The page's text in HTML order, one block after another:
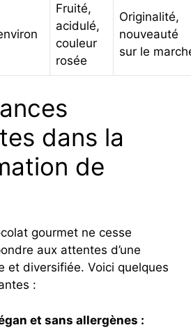
Fruité,
acidulé,
couleur
rosée
Originalité,
nouveauté
sur le
dans la
de
gourmet ne cesse
aux attentes d’une
et diversifiée. Voici quelques
:
et sans allergènes :